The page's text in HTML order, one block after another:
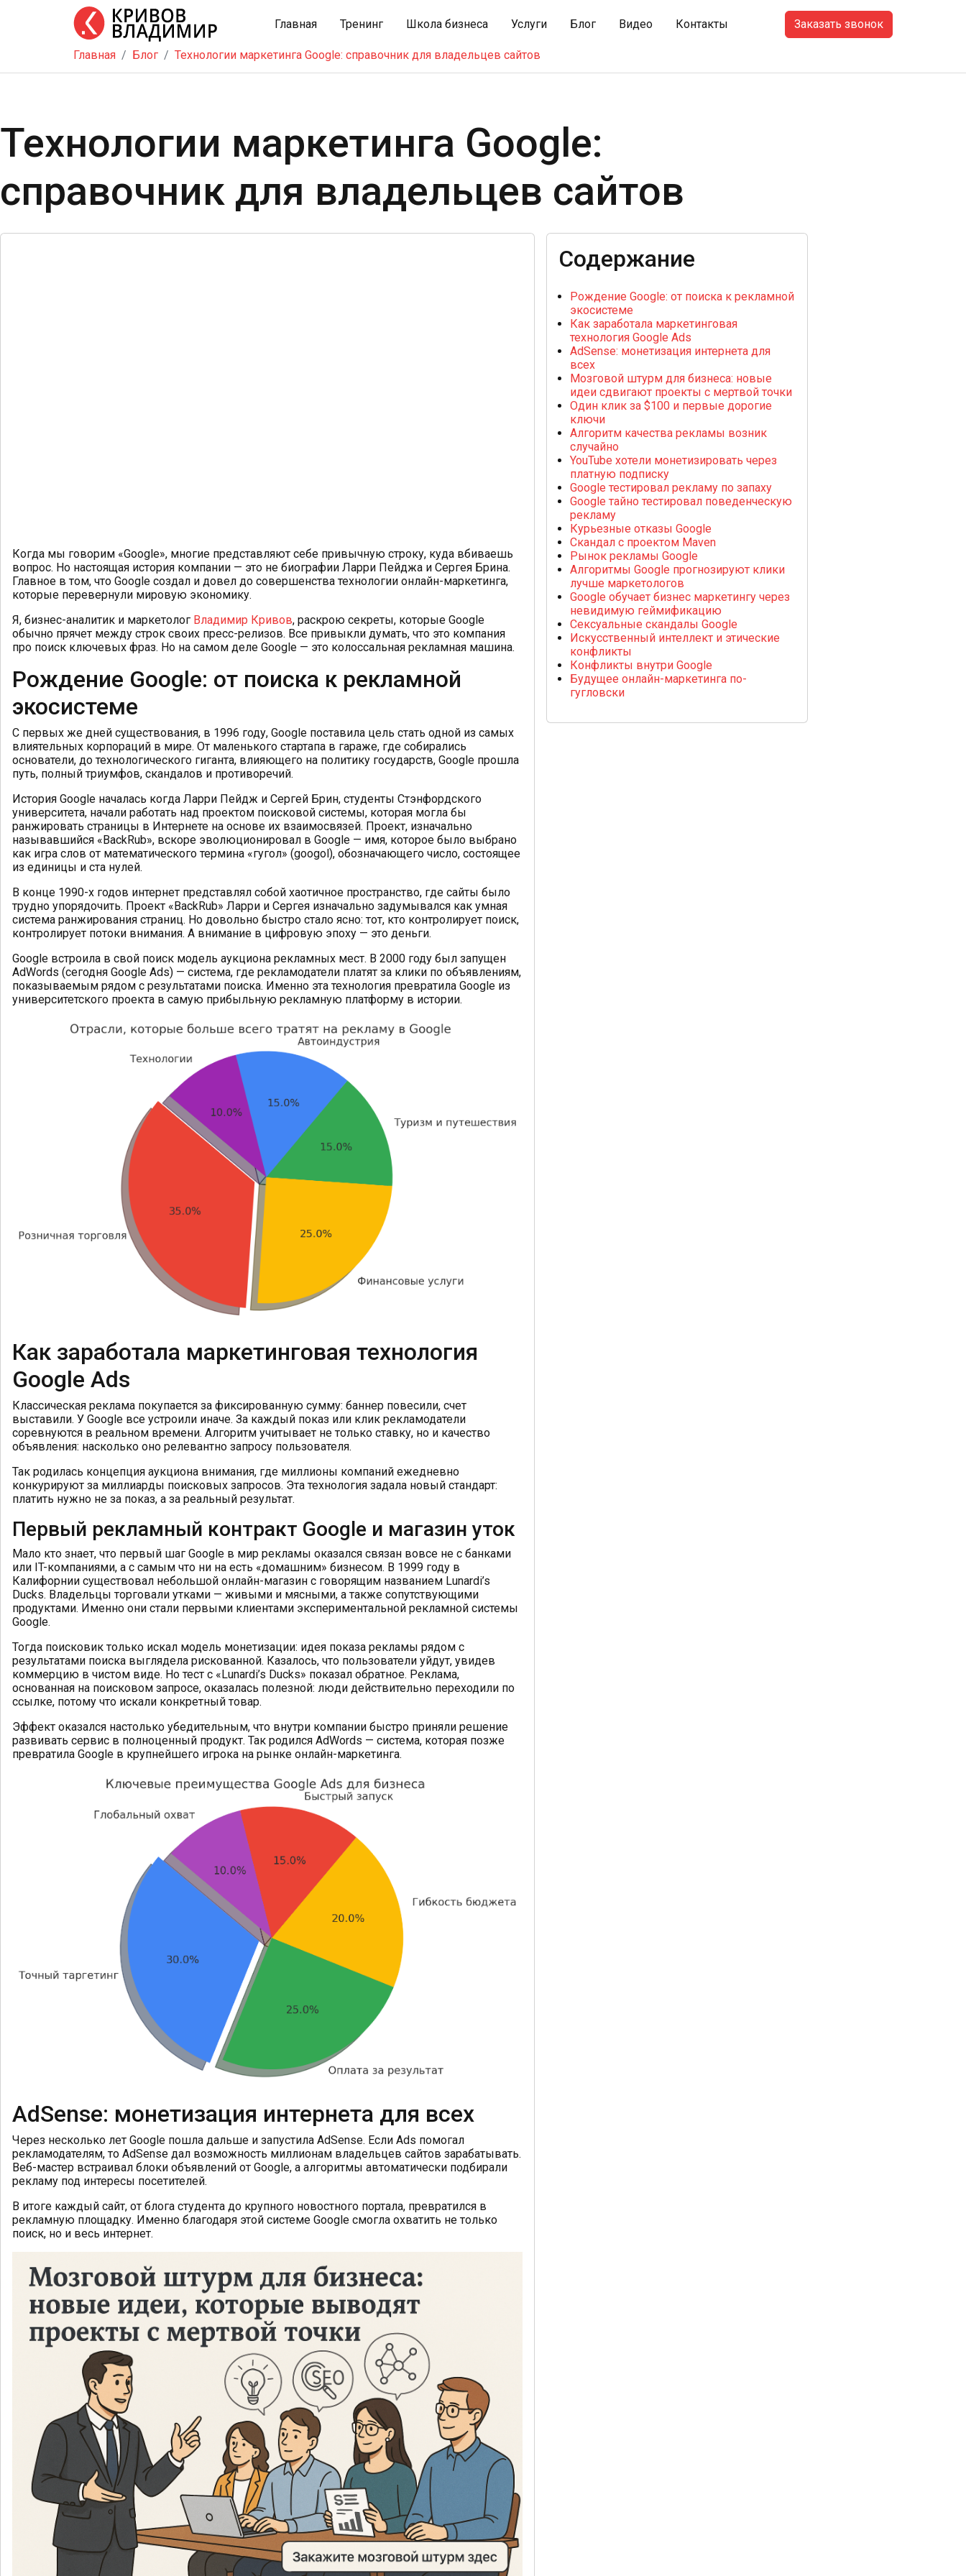
Главная Тренинг Школа бизнеса Услуги Блог Видео Контакты Заказать звонок
бизнеса
Услуги
Видео
Контакты
Главная Блог Технологии маркетинга Google: справочник для владельцев сайтов
Технологии маркетинга Google:
справочник для владельцев сайтов
Содержание
Рождение Google: от поиска к рекламной
экосистеме
Как заработала маркетинговая
технология Google Ads
AdSense: монетизация интернета для
всех
Мозговой штурм для бизнеса: новые
идеи сдвигают проекты с мертвой точки
Один клик за $100 и первые дорогие
ключи
Алгоритм качества рекламы возник
случайно
YouTube хотели монетизировать через
платную подписку
Google тестировал рекламу по запаху
Google тайно тестировал поведенческую
рекламу
Курьезные отказы Google
Скандал с проектом Maven
Рынок рекламы Google
Алгоритмы Google прогнозируют клики
лучше маркетологов
Google обучает бизнес маркетингу через
невидимую геймификацию
Сексуальные скандалы Google
Искусственный интеллект и этические
конфликты
Конфликты внутри Google
Будущее онлайн-маркетинга по-
гугловски
Когда мы говорим «Google», многие представляют себе привычную строку, куда вбиваешь
вопрос. Но настоящая история компании — это не биографии Ларри Пейджа и Сергея Брина.
Главное в том, что Google создал и довел до совершенства технологии онлайн-маркетинга,
которые перевернули мировую экономику.
Я, бизнес-аналитик и маркетолог Владимир Кривов, раскрою секреты, которые Google
обычно прячет между строк своих пресс-релизов. Все привыкли думать, что это компания
про поиск ключевых фраз. Но на самом деле Google — это колоссальная рекламная машина.
Рождение Google: от поиска к рекламной
экосистеме
С первых же дней существования, в 1996 году, Google поставила цель стать одной из самых
влиятельных корпораций в мире. От маленького стартапа в гараже, где собирались
основатели, до технологического гиганта, влияющего на политику государств, Google прошла
путь, полный триумфов, скандалов и противоречий.
История Google началась когда Ларри Пейдж и Сергей Брин, студенты Стэнфордского
университета, начали работать над проектом поисковой системы, которая могла бы
ранжировать страницы в Интернете на основе их взаимосвязей. Проект, изначально
называвшийся «BackRub», вскоре эволюционировал в Google — имя, которое было выбрано
как игра слов от математического термина «гугол» (googol), обозначающего число, состоящее
из единицы и ста нулей.
В конце 1990-х годов интернет представлял собой хаотичное пространство, где сайты было
трудно упорядочить. Проект «BackRub» Ларри и Сергея изначально задумывался как умная
система ранжирования страниц. Но довольно быстро стало ясно: тот, кто контролирует поиск,
контролирует потоки внимания. А внимание в цифровую эпоху — это деньги.
Google встроила в свой поиск модель аукциона рекламных мест. В 2000 году был запущен
AdWords (сегодня Google Ads) — система, где рекламодатели платят за клики по объявлениям,
показываемым рядом с результатами поиска. Именно эта технология превратила Google из
университетского проекта в самую прибыльную рекламную платформу в истории.
Как заработала маркетинговая технология
Google Ads
Классическая реклама покупается за фиксированную сумму: баннер повесили, счет
выставили. У Google все устроили иначе. За каждый показ или клик рекламодатели
соревнуются в реальном времени. Алгоритм учитывает не только ставку, но и качество
объявления: насколько оно релевантно запросу пользователя.
Так родилась концепция аукциона внимания, где миллионы компаний ежедневно
конкурируют за миллиарды поисковых запросов. Эта технология задала новый стандарт:
платить нужно не за показ, а за реальный результат.
Первый рекламный контракт Google и магазин уток
Мало кто знает, что первый шаг Google в мир рекламы оказался связан вовсе не с банками
или IT-компаниями, а с самым что ни на есть «домашним» бизнесом. В 1999 году в
Калифорнии существовал небольшой онлайн-магазин с говорящим названием Lunardi’s
Ducks. Владельцы торговали утками — живыми и мясными, а также сопутствующими
продуктами. Именно они стали первыми клиентами экспериментальной рекламной системы
Google.
Тогда поисковик только искал модель монетизации: идея показа рекламы рядом с
результатами поиска выглядела рискованной. Казалось, что пользователи уйдут, увидев
коммерцию в чистом виде. Но тест с «Lunardi’s Ducks» показал обратное. Реклама,
основанная на поисковом запросе, оказалась полезной: люди действительно переходили по
ссылке, потому что искали конкретный товар.
Эффект оказался настолько убедительным, что внутри компании быстро приняли решение
развивать сервис в полноценный продукт. Так родился AdWords — система, которая позже
превратила Google в крупнейшего игрока на рынке онлайн-маркетинга.
AdSense: монетизация интернета для всех
Через несколько лет Google пошла дальше и запустила AdSense. Если Ads помогал
рекламодателям, то AdSense дал возможность миллионам владельцев сайтов зарабатывать.
Веб-мастер встраивал блоки объявлений от Google, а алгоритмы автоматически подбирали
рекламу под интересы посетителей.
В итоге каждый сайт, от блога студента до крупного новостного портала, превратился в
рекламную площадку. Именно благодаря этой системе Google смогла охватить не только
поиск, но и весь интернет.